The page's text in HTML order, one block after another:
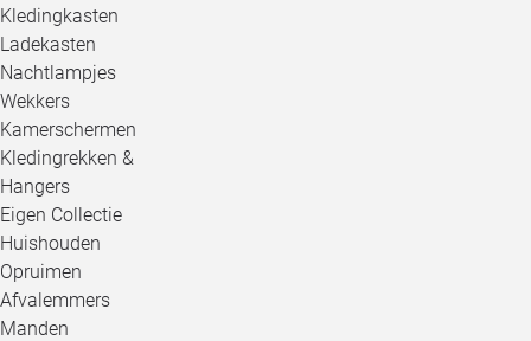
Kledingkasten
Ladekasten
Nachtlampjes
Wekkers
Kamerschermen
Kledingrekken &
Hangers
Eigen Collectie
Huishouden
Opruimen
Afvalemmers
Manden